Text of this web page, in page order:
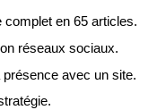
complet en 65 articles.
réseaux sociaux.
présence avec un site.